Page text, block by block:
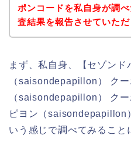
ポンコードを私自身が調
査結果を報告させていただ
まず、私自身、【セゾンド
（saisondepapillon） ク
（saisondepapillon） ク
ピヨン（saisondepapillon
いう感じで調べてみること